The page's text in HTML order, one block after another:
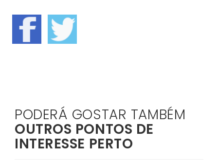
PODERÁ GOSTAR TAMBÉM
OUTROS PONTOS DE
INTERESSE PERTO